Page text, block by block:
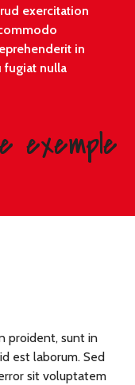
exercitation
in
fugiat nulla
exemple
proident, sunt in
est laborum. Sed
sit voluptatem